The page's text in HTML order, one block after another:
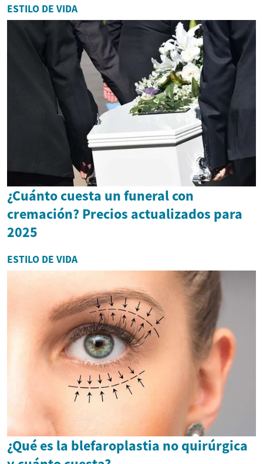
ESTILO DE VIDA
¿Cuánto cuesta un funeral con
cremación? Precios actualizados para
2025
ESTILO DE VIDA
¿Qué es la blefaroplastia no quirúrgica